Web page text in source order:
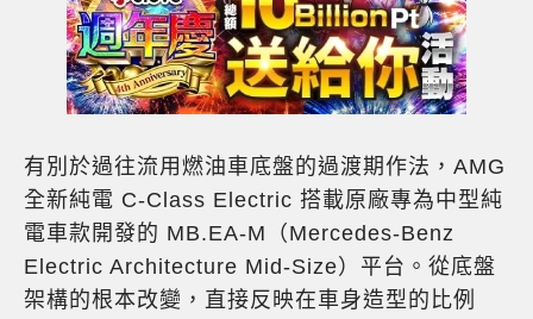
有別於過往流用燃油車底盤的過渡期作法，AMG
全新純電 C-Class Electric 搭載原廠專為中型純
電車款開發的 MB.EA-M（Mercedes-Benz
Electric Architecture Mid-Size）平台。從底盤
架構的根本改變，直接反映在車身造型的比例